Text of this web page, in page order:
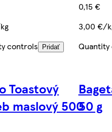
controls
Pridať
0,15 €
3,00 €/
Toastový
maslový 50050 g